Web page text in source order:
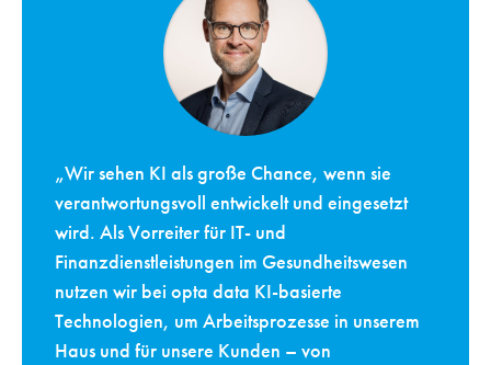
„Wir sehen KI als große Chance, wenn sie
verantwortungsvoll entwickelt und eingesetzt
wird. Als Vorreiter für IT- und
Finanzdienstleistungen im Gesundheitswesen
nutzen wir bei opta data KI-basierte
Technologien, um Arbeitsprozesse in unserem
Haus und für unsere Kunden – von